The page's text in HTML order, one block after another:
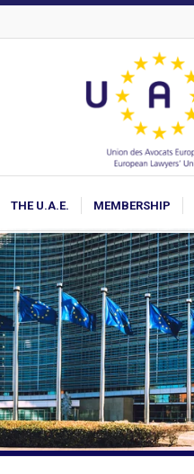
THE U.A.E. MEMBERSHIP